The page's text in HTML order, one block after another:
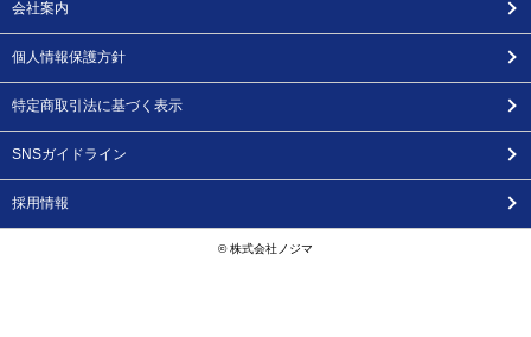
会社案内
個人情報保護方針
特定商取引法に基づく表示
SNSガイドライン
採用情報
© 株式会社ノジマ